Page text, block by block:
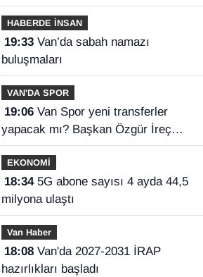
gülümsetti
HABERDE İNSAN
19:33Van’da sabah namazı
buluşmaları
VAN'DA SPOR
19:06Van Spor yeni transferler
yapacak mı? Başkan Özgür İreç
İlhan açıkladı
EKONOMİ
18:345G abone sayısı 4 ayda 44,5
milyona ulaştı
Van Haber
18:08Van'da 2027-2031 İRAP
hazırlıkları başladı